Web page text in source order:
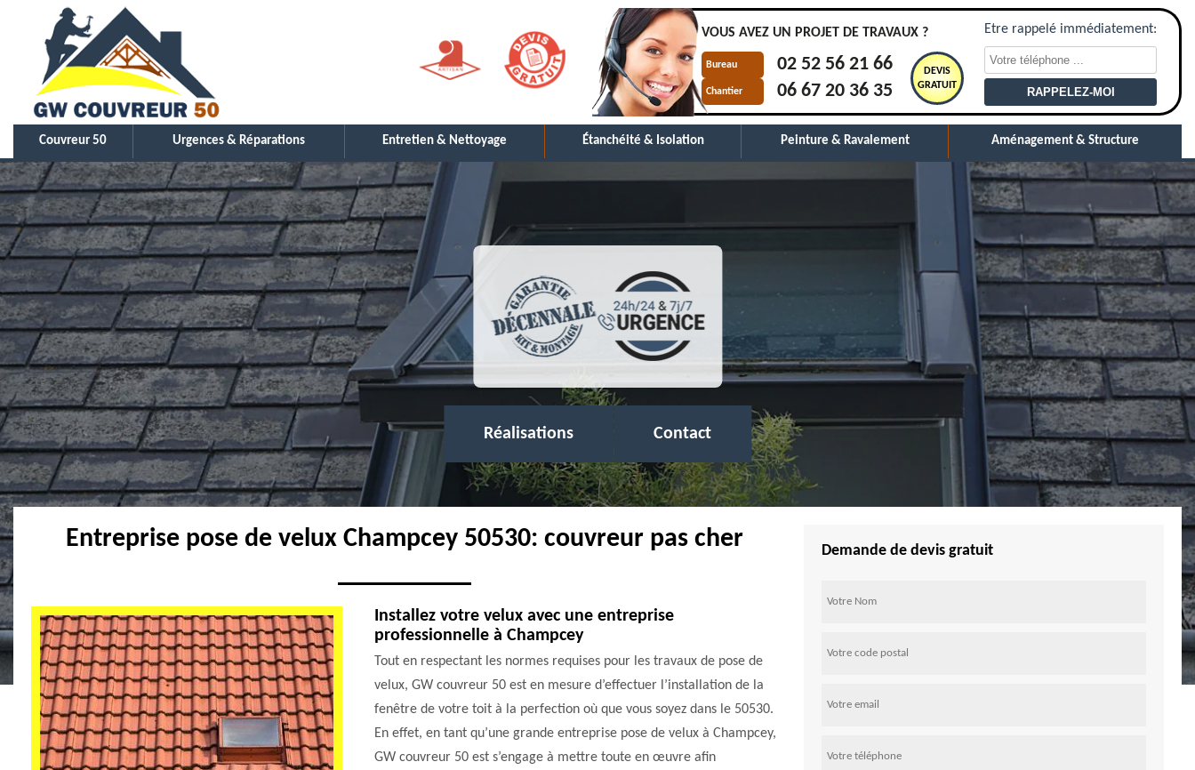
VOUS AVEZ UN PROJET DE TRAVAUX ?
Bureau 02 52 56 21 66
Chantier 06 67 20 36 35
DEVIS
GRATUIT
Etre rappelé immédiatement:
Couvreur 50 Urgences & Réparations Entretien & Nettoyage Étanchéité & Isolation Peinture & Ravalement Aménagement & Structure
Réalisations Contact
Entreprise pose de velux Champcey 50530: couvreur pas cher
Installez votre velux avec une entreprise
professionnelle à Champcey
Tout en respectant les normes requises pour les travaux de pose de
velux, GW couvreur 50 est en mesure d’effectuer l’installation de la
fenêtre de votre toit à la perfection où que vous soyez dans le 50530.
En effet, en tant qu’une grande entreprise pose de velux à Champcey,
GW couvreur 50 est s’engage à mettre toute en œuvre afin
Demande de devis gratuit